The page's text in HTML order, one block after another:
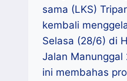
sama (LKS)
kembali
Selasa (28/6) di
Jalan Manunggal
ini membahas